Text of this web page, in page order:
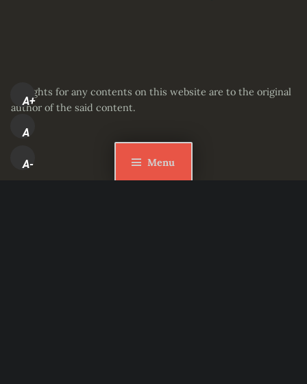
Menu
All rights for any contents on this website are to the original
author of the said content.
A+
A
A-